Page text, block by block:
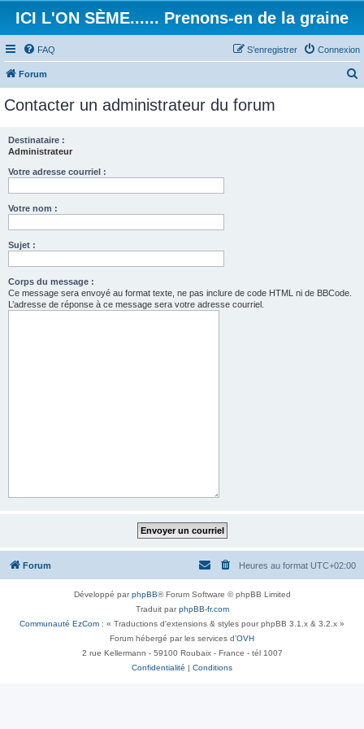
ICI L'ON SÈME...... Prenons-en de la graine
FAQ Connexion
S’enregistrer
Forum
Contacter un administrateur du forum
Destinataire :
Administrateur
Votre adresse courriel :
Votre nom :
Sujet :
Corps du message :
Ce message sera envoyé au format texte, ne pas inclure de code HTML ni de BBCode.
L’adresse de réponse à ce message sera votre adresse courriel.
Forum Heures au format UTC+02:00
Développé parphpBB® Forum Software © phpBB Limited
Traduit parphpBB-fr.com
Communauté EzCom : « Traductions d'extensions & styles pour phpBB 3.1.x & 3.2.x »
Forum hébergé par les services d’OVH
2 rue Kellermann - 59100 Roubaix - France - tél 1007
Confidentialité | Conditions